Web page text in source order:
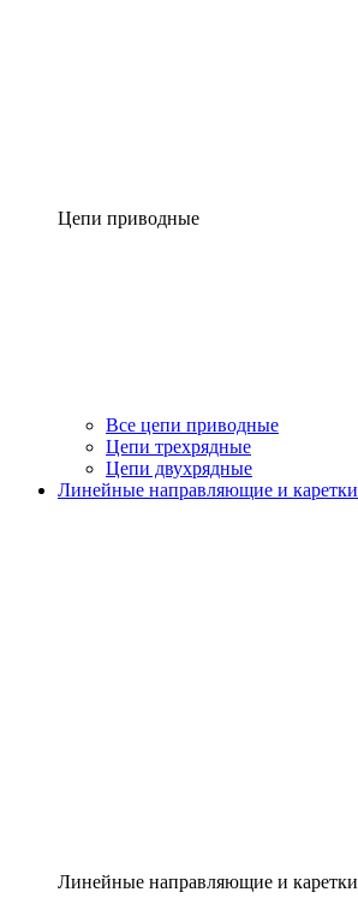
Цепи приводные
Все цепи приводные
Цепи трехрядные
Цепи двухрядные
Линейные направляющие и каретки
Линейные направляющие и каретки